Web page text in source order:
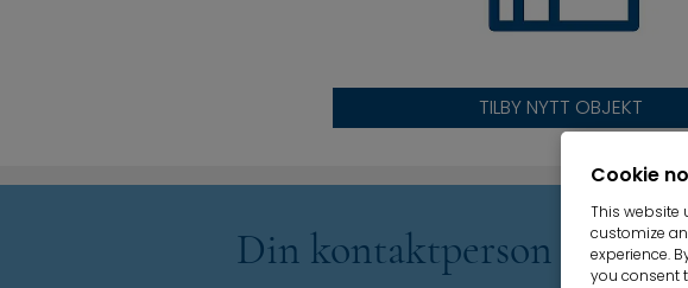
TILBY NYTT OBJEKT
Din kontaktperson
Cookie
This website
customize
experience.
you consent